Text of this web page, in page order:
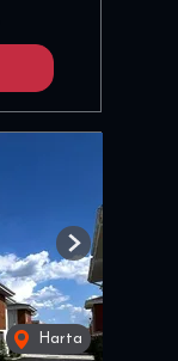
Harta
Next